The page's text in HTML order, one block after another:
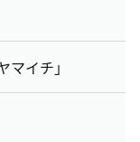
イチ」